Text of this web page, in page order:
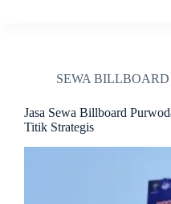
SEWA
Jasa Sewa Billboard
Titik Strategis